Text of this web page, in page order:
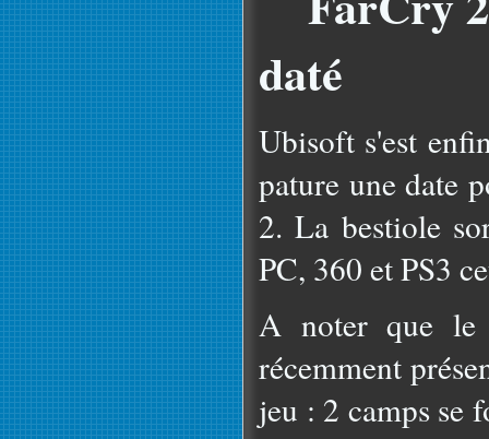
daté
Ubisoft s'est
pature une date
2. La bestiole
PC, 360 et PS3
A noter que le
récemment
jeu : 2 camps se